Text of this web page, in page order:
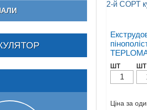
50мм - 2-
ШТ ШТ
Ціна за